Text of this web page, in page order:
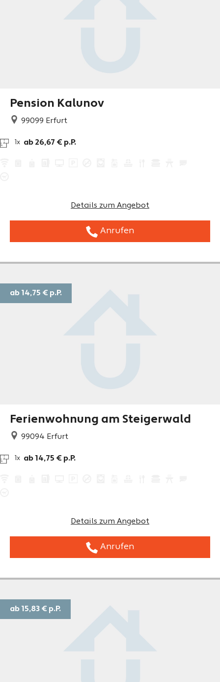
Pension Kalunov
99099 Erfurt
1x ab 26,67 € p.P.
Details zum Angebot
Anrufen
Ferienwohnung am Steigerwald
99094 Erfurt
1x ab 14,75 € p.P.
Details zum Angebot
Anrufen
ab 14,75 € p.P.
ab 15,83 € p.P.